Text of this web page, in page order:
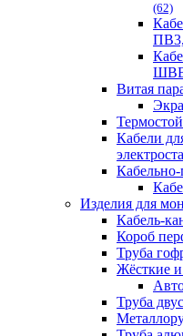
(62)
Витая
Кабели
Изделия для
Кабель-
Короб
Труба
Жёсткие
Труба